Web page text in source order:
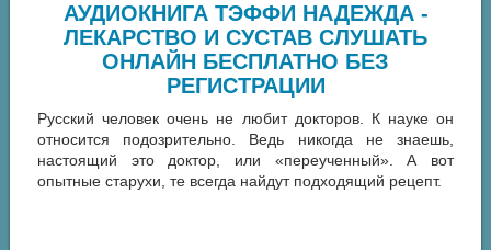
АУДИОКНИГА ТЭФФИ НАДЕЖДА -
ЛЕКАРСТВО И СУСТАВ СЛУШАТЬ
ОНЛАЙН БЕСПЛАТНО БЕЗ
РЕГИСТРАЦИИ
Русский человек очень не любит докторов. К науке он
относится подозрительно. Ведь никогда не знаешь,
настоящий это доктор, или «переученный». А вот
опытные старухи, те всегда найдут подходящий рецепт.